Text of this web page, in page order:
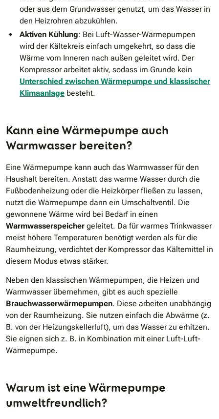
oder aus dem Grundwasser genutzt, um das Wasser in
den Heizrohren abzukühlen.
Aktiven Kühlung: Bei Luft-Wasser-Wärmepumpen
wird der Kältekreis einfach umgekehrt, so dass die
Wärme vom Inneren nach außen geleitet wird. Der
Kompressor arbeitet aktiv, sodass im Grunde kein
Unterschied zwischen Wärmepumpe und klassischer
Klimaanlage besteht.
Kann eine Wärmepumpe auch
Warmwasser bereiten?
Eine Wärmepumpe kann auch das Warmwasser für den
Haushalt bereiten. Anstatt das warme Wasser durch die
Fußbodenheizung oder die Heizkörper fließen zu lassen,
nutzt die Wärmepumpe dann ein Umschaltventil. Die
gewonnene Wärme wird bei Bedarf in einen
Warmwasserspeicher geleitet. Da für warmes Trinkwasser
meist höhere Temperaturen benötigt werden als für die
Raumheizung, verdichtet der Kompressor das Kältemittel in
diesem Modus etwas stärker.
Neben den klassischen Wärmepumpen, die Heizen und
Warmwasser übernehmen, gibt es auch spezielle
Brauchwasserwärmepumpen. Diese arbeiten unabhängig
von der Raumheizung. Sie nutzen einfach die Abwärme (z.
B. von der Heizungskellerluft), um das Wasser zu erhitzen.
Sie eignen sich z. B. in Kombination mit einer Luft-Luft-
Wärmepumpe.
Warum ist eine Wärmepumpe
umweltfreundlich?